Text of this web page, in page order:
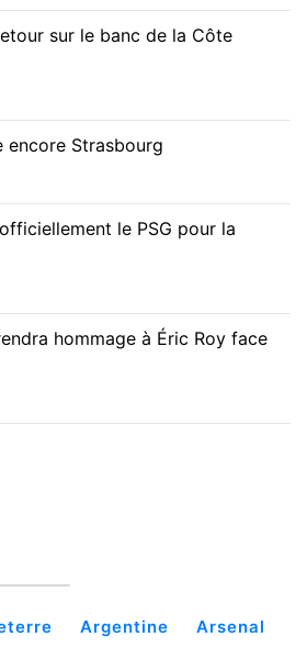
sur le banc de la Côte
encore Strasbourg
le PSG pour la
hommage à Éric Roy face
Argentine Arsenal